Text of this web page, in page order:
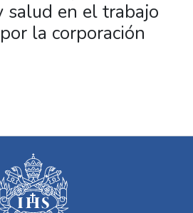
salud en el trabajo
la corporación